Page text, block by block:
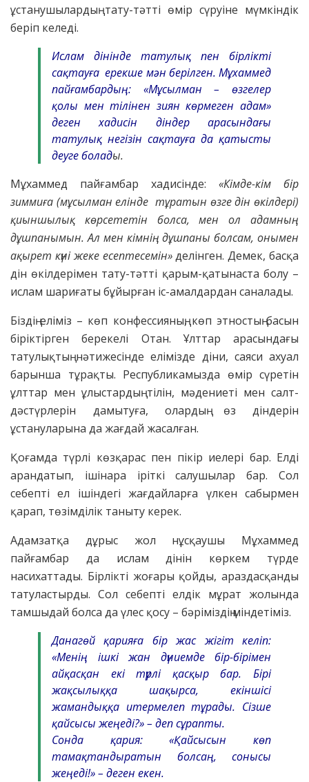
ұстанушылардың тату-тәтті өмір сүруіне мүмкіндік
беріп келеді.
Ислам дінінде татулық пен бірлікті
сақтауға ерекше мән берілген. Мұхаммед
пайғамбардың: «Мұсылман – өзгелер
қолы мен тілінен зиян көрмеген адам»
деген хадисін діндер арасындағы
татулық негізін сақтауға да қатысты
деуге болады.
Мұхаммед пайғамбар хадисінде: «Кімде-кім бір
зиммиға (мұсылман елінде тұратын өзге дін өкілдері)
қиыншылық көрсететін болса, мен ол адамның
дұшпанымын. Ал мен кімнің дұшпаны болсам, онымен
ақырет күні жеке есептесемін»делінген. Демек, басқа
дін өкілдерімен тату-тәтті қарым-қатынаста болу –
ислам шариғаты бұйырған іс-амалдардан саналады.
Біздің еліміз – көп конфессияның, көп этностың басын
біріктірген берекелі Отан. Ұлттар арасындағы
татулықтың нәтижесінде елімізде діни, саяси ахуал
барынша тұрақты. Республикамызда өмір сүретін
ұлттар мен ұлыстардың тілін, мәдениеті мен салт-
дәстүрлерін дамытуға, олардың өз діндерін
ұстануларына да жағдай жасалған.
Қоғамда түрлі көзқарас пен пікір иелері бар. Елді
арандатып, ішінара іріткі салушылар бар. Сол
себепті ел ішіндегі жағдайларға үлкен сабырмен
қарап, төзімділік таныту керек.
Адамзатқа дұрыс жол нұсқаушы Мұхаммед
пайғамбар да ислам дінін көркем түрде
насихаттады. Бірлікті жоғары қойды, араздасқанды
татуластырды. Сол себепті елдік мұрат жолында
тамшыдай болса да үлес қосу – бәріміздің міндетіміз.
Данагөй қарияға бір жас жігіт келіп:
«Менің ішкі жан дүниемде бір-бірімен
айқасқан екі түрлі қасқыр бар. Бірі
жақсылыққа шақырса, екіншісі
жамандыққа итермелеп тұрады. Сізше
қайсысы жеңеді?» – деп сұрапты.
Сонда қария: «Қайсысын көп
тамақтандыратын болсаң, сонысы
жеңеді!» – деген екен.